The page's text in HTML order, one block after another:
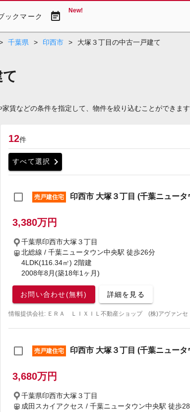
ックマーク event_note New!
千葉県 > 印西市 > 大塚３丁目の中古一戸建て
賃などの条件を指定して、物件を絞り込むことができます
12件
すべて選択 chevron_right
売戸建住宅 印西市 大塚３丁目 (千葉ニュー
3,380万円
千葉県印西市大塚３丁目
北総線 / 千葉ニュータウン中央駅 徒歩26分
4LDK(116.34㎡) 2階建
2008年8月(築18年1ヶ月)
お問い合わせ(無料) 詳細を見る
情報提供会社: ＥＲＡ ＬＩＸＩＬ不動産ショップ (株)アヴァンセ
売戸建住宅 印西市 大塚３丁目 (千葉ニュー
3,680万円
千葉県印西市大塚３丁目
成田スカイアクセス / 千葉ニュータウン中央駅 徒歩